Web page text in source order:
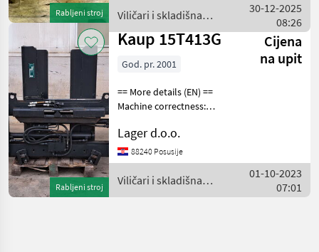
Rabljeni stroj
Beschreibung: Gerät im
Istzustand, ohn
Viličari i skladišna
tehnika / Kaup
30-12-2025
08:26
Rabljeni stroj
Kaup 15T413G
Cijena
na upit
God. pr. 2001
== More details (EN) ==
Machine correctness:
tehnika Dodatna oprema i
rezervni dijelovi za
viljuškare
Lager d.o.o.
88240 Posusije
Viličari i skladišna
tehnika / Kaup
01-10-2023
07:01